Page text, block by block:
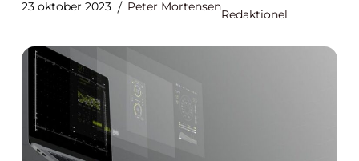
23 oktober 2023 Peter Mortensen
Redaktionel